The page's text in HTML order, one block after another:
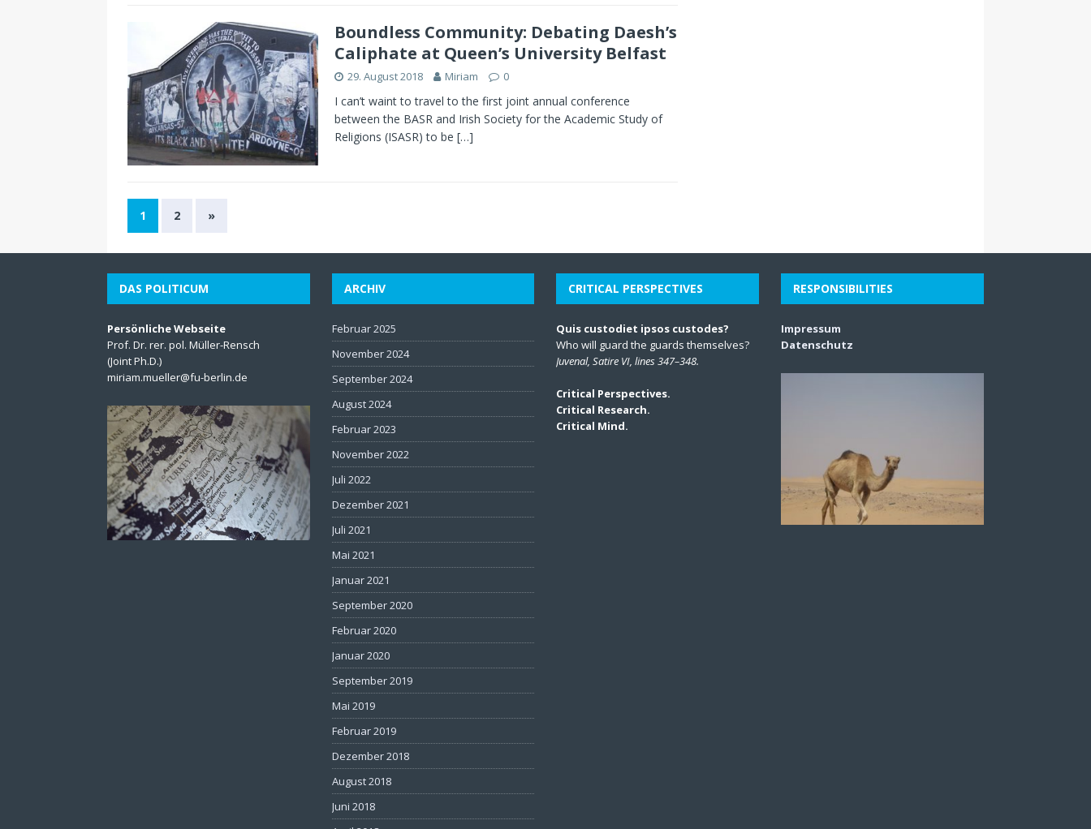
Boundless Community: Debating Daesh’s
Caliphate at Queen’s University Belfast
29. August 2018 Miriam 0
I can’t waint to travel to the first joint annual conference
between the BASR and Irish Society for the Academic Study of
Religions (ISASR) to be […]
1 2 »
DAS POLITICUM
Persönliche Webseite
Prof. Dr. rer. pol. Müller-Rensch
(Joint Ph.D.)
miriam.mueller@fu-berlin.de
ARCHIV
Februar 2025
November 2024
September 2024
August 2024
Februar 2023
November 2022
Juli 2022
Dezember 2021
Juli 2021
Mai 2021
Januar 2021
September 2020
Februar 2020
Januar 2020
September 2019
Mai 2019
Februar 2019
Dezember 2018
August 2018
Juni 2018
CRITICAL PERSPECTIVES
Quis custodiet ipsos custodes?
Who will guard the guards themselves?
Juvenal, Satire VI, lines 347–348.
Critical Perspectives.
Critical Research.
Critical Mind.
RESPONSIBILITIES
Impressum
Datenschutz